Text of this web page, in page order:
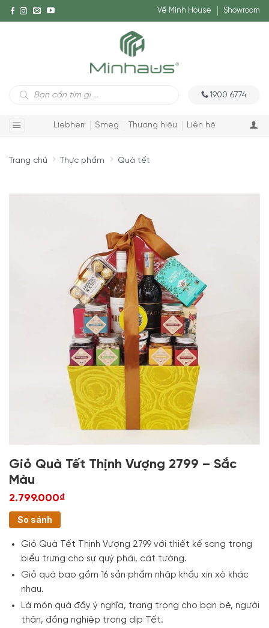
Về Minh House Showroom
Tìm
kiếm
1900 6774
Liebherr Smeg Thương hiệu Liên hệ
Trang chủ Thực phẩm Quà tết
Giỏ Quà Tết Thịnh Vượng 2799 – Sắc
Màu
2.799.000₫
So sánh
Giỏ Quà Tết Thịnh Vượng 2799 với thiết kế sang trọng
biểu trưng cho sự quý phái, cát tường.
Giỏ quà bao gồm 16 sản phẩm nhập khẩu xịn xò khác
nhau.
Là món quà đầy ý nghĩa, trang trọng cho bạn bè, người
thân, đồng nghiệp trong dịp Tết.